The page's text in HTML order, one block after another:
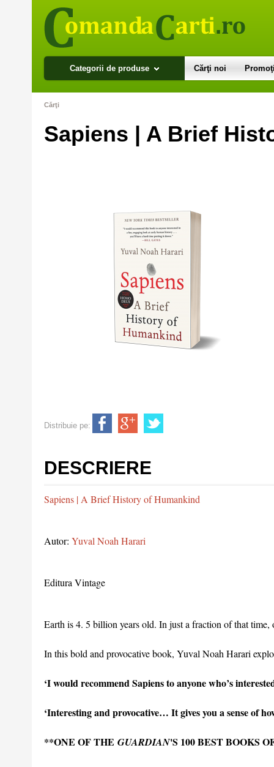
Categorii de produse Cărţi noi
Cărţi
Sapiens | A Brief
Distribuie pe:
DESCRIERE
Sapiens | A Brief History of Humankind
Autor: Yuval Noah Harari
Editura Vintage
Earth is 4. 5 billion years old. In just a fraction of that time,
In this bold and provocative book, Yuval Noah Harari
‘I would recommend Sapiens to anyone who’s
‘Interesting and provocative… It gives you a sense of
**ONE OF THE GUARDIAN'S 100 BEST BOOKS